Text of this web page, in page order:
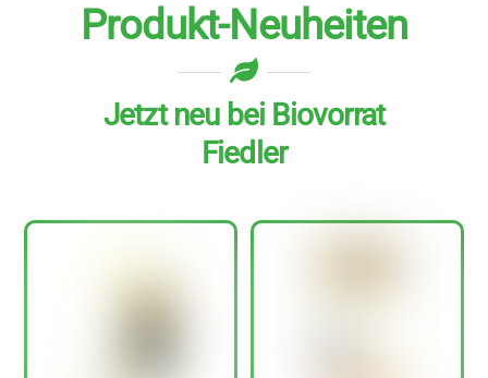
Produkt-Neuheiten
Jetzt neu bei Biovorrat
Fiedler